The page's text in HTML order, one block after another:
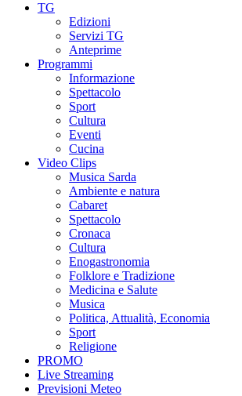
TG
Edizioni
Servizi TG
Anteprime
Programmi
Informazione
Spettacolo
Sport
Cultura
Eventi
Cucina
Video Clips
Musica Sarda
Ambiente e natura
Cabaret
Spettacolo
Cronaca
Cultura
Enogastronomia
Folklore e Tradizione
Medicina e Salute
Musica
Politica, Attualità, Economia
Sport
Religione
PROMO
Live Streaming
Previsioni Meteo